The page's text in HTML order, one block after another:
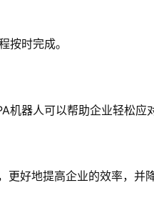
按时完成。
器人可以帮助企业轻松应
好地提高企业的效率，并降